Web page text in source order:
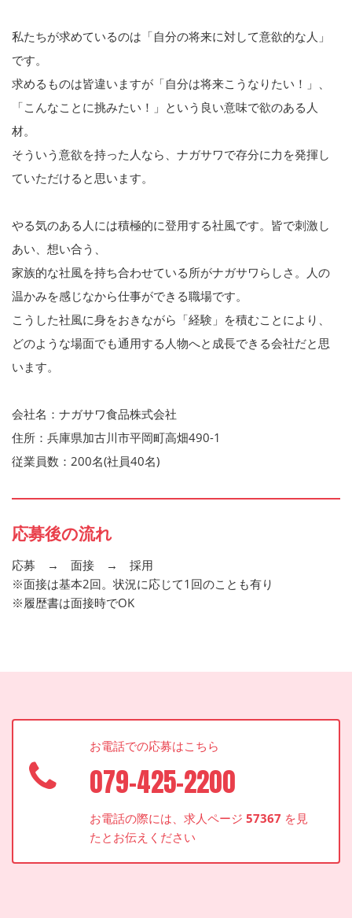
私たちが求めているのは「自分の将来に対して意欲的な人」
です。
求めるものは皆違いますが「自分は将来こうなりたい！」、
「こんなことに挑みたい！」という良い意味で欲のある人
材。
そういう意欲を持った人なら、ナガサワで存分に力を発揮し
ていただけると思います。
やる気のある人には積極的に登用する社風です。皆で刺激し
あい、想い合う、
家族的な社風を持ち合わせている所がナガサワらしさ。人の
温かみを感じなから仕事ができる職場です。
こうした社風に身をおきながら「経験」を積むことにより、
どのような場面でも通用する人物へと成長できる会社だと思
います。
会社名：ナガサワ食品株式会社
住所：兵庫県加古川市平岡町高畑490-1
従業員数：200名(社員40名)
応募後の流れ
応募 → 面接 → 採用
※面接は基本2回。状況に応じて1回のことも有り
※履歴書は面接時でOK
お電話での応募はこちら
079-425-2200
お電話の際には、求人ページ57367 を見
たとお伝えください